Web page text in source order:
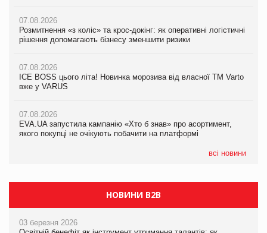
07.08.2026
Розмитнення «з коліс» та крос-докінг: як оперативні логістичні
рішення допомагають бізнесу зменшити ризики
07.08.2026
ICE BOSS цього літа! Новинка морозива від власної ТМ Varto
вже у VARUS
07.08.2026
EVA.UA запустила кампанію «Хто б знав» про асортимент,
якого покупці не очікують побачити на платформі
всі новини
07.08.2026
EVA.UA запустила кампанію «Хто б знав» про асортимент,
06.08.2026
Смачна новинка для хвостатих: у VARUS з’явилися паучі
05.08.2026
Мережа супермаркетів VARUS купує мережу магазинів
07.08.2026
Kraft Heinz скоротила збиток у першому півріччі
Продажі Hugo Boss впали на 9%
НОВИНИ B2B
03 березня 2026